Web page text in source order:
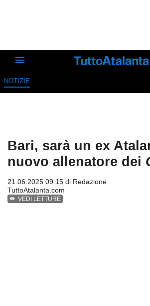
NOTIZIE
Bari, sarà un ex
nuovo allenatore dei
21.06.2025 09:15 di Redazione
TuttoAtalanta.com
VEDI LETTURE